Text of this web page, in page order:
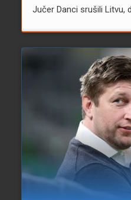
Jučer Danci srušili Litvu,